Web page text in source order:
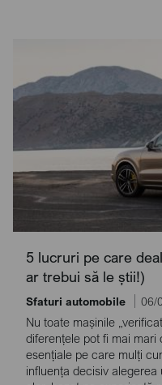
5 lucruri pe care
ar trebui să le știi!)
Sfaturi automobile 06/
Nu toate mașinile
diferențele pot fi mai
esențiale pe care mulți
influența decisiv